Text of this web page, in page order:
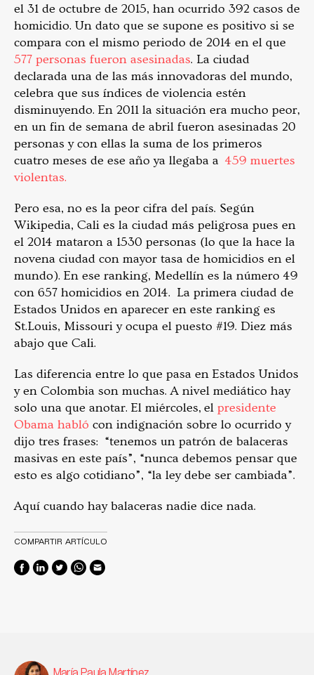
el 31 de octubre de 2015, han ocurrido 392 casos de
homicidio. Un dato que se supone es positivo si se
compara con el mismo periodo de 2014 en el que
577 personas fueron asesinadas. La ciudad
declarada una de las más innovadoras del mundo,
celebra que sus índices de violencia estén
disminuyendo. En 2011 la situación era mucho peor,
en un fin de semana de abril fueron asesinadas 20
personas y con ellas la suma de los primeros
cuatro meses de ese año ya llegaba a 459 muertes
violentas.
Pero esa, no es la peor cifra del país. Según
Wikipedia, Cali es la ciudad más peligrosa pues en
el 2014 mataron a 1530 personas (lo que la hace la
novena ciudad con mayor tasa de homicidios en el
mundo). En ese ranking, Medellín es la número 49
con 657 homicidios en 2014. La primera ciudad de
Estados Unidos en aparecer en este ranking es
St.Louis, Missouri y ocupa el puesto #19. Diez más
abajo que Cali.
Las diferencia entre lo que pasa en Estados Unidos
y en Colombia son muchas. A nivel mediático hay
solo una que anotar. El miércoles, el presidente
Obama habló con indignación sobre lo ocurrido y
dijo tres frases: “tenemos un patrón de balaceras
masivas en este país”, “nunca debemos pensar que
esto es algo cotidiano”, “la ley debe ser cambiada”.
Aquí cuando hay balaceras nadie dice nada.
COMPARTIR ARTÍCULO
María Paula Martínez